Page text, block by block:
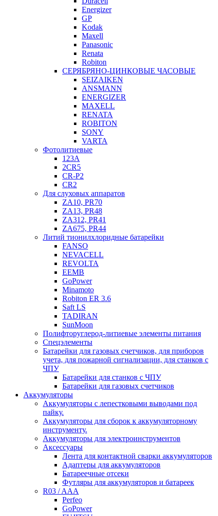
Energizer
GP
Kodak
Maxell
Panasonic
Renata
Robiton
СЕРЯБРЯНО-ЦИНКОВЫЕ ЧАСОВЫЕ
SEIZAIKEN
ANSMANN
ENERGIZER
MAXELL
RENATA
ROBITON
SONY
VARTA
Фотолитиевые
123A
2CR5
CR-P2
CR2
Для слуховых аппаратов
ZA10, PR70
ZA13, PR48
ZA312, PR41
ZA675, PR44
Литий тионилхлоридные батарейки
FANSO
NEVACELL
REVOLTA
EEMB
GoPower
Minamoto
Robiton ER 3.6
Saft LS
TADIRAN
SunMoon
Полифторуглерод-литиевые элементы питания
Спецэлементы
Батарейки для газовых счетчиков, для приборов
учета, для пожарной сигнализации, для станков с
ЧПУ
Батарейки для станков с ЧПУ
Батарейки для газовых счетчиков
Аккумуляторы
Аккумуляторы с лепестковыми выводами под
пайку.
Аккумуляторы для сборок к аккумуляторному
инструменту.
Аккумуляторы для электроинструментов
Аксессуары
Лента для контактной сварки аккумуляторов
Адаптеры для аккумуляторов
Батареечные отсеки
Футляры для аккумуляторов и батареек
R03 / AAA
Perfeo
GoPower